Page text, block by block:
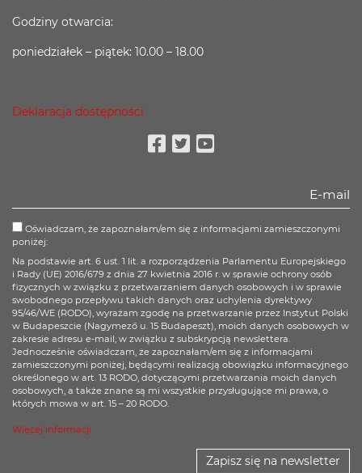
Godziny otwarcia:
poniedziałek – piątek: 10.00 – 18.00
Deklaracja dostępności
Oświadczam, że zapoznałam/em się z informacjami zamieszczonymi
poniżej:
Na podstawie art. 6 ust. 1 lit. a rozporządzenia Parlamentu Europejskiego
i Rady (UE) 2016/679 z dnia 27 kwietnia 2016 r. w sprawie ochrony osób
fizycznych w związku z przetwarzaniem danych osobowych i w sprawie
swobodnego przepływu takich danych oraz uchylenia dyrektywy
95/46/WE (RODO), wyrażam zgodę na przetwarzanie przez Instytut Polski
w Budapeszcie (Nagymező u. 15 Budapeszt), moich danych osobowych w
zakresie adresu e-mail, w związku z subskrypcją newslettera.
Jednocześnie oświadczam, że zapoznałam/em się z informacjami
zamieszczonymi poniżej, będącymi realizacją obowiązku informacyjnego
określonego w art. 13 RODO, dotyczącymi przetwarzania moich danych
osobowych, a także znane są mi wszystkie przysługujące mi prawa, o
których mowa w art. 15 – 20 RODO.
Więcej informacji
Zapisz się na newsletter